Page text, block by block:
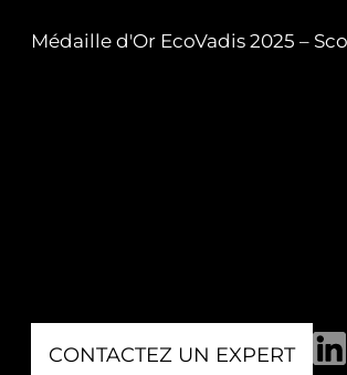
Médaille d'Or EcoVadis 2025 –
CONTACTEZ UN EXPERT